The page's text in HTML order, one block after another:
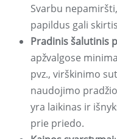
Svarbu
papildus gali
Pradinis šalutinis
apžvalgose
pvz., virškinimo
naudojimo
yra laikinas ir
prie priedo.